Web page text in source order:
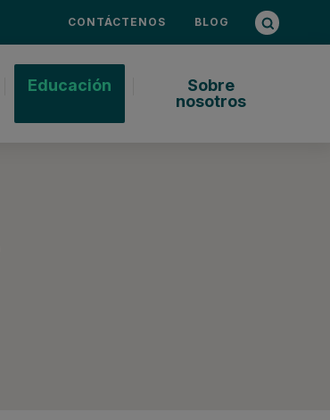
CONTÁCTENOS BLOG Consulta
Abrir
Educación
Sobre
nosotros